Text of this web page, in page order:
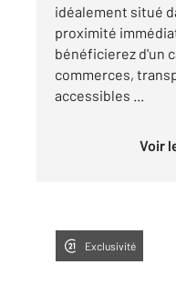
idéalement situé
proximité
bénéficierez d'un
commerces,
accessibles ...
Voir
Exclusivité